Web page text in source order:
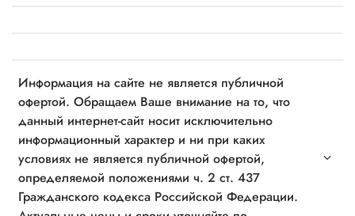
Информация на сайте не является публичной
офертой. Обращаем Ваше внимание на то, что
данный интернет-сайт носит исключительно
информационный характер и ни при каких
условиях не является публичной офертой,
определяемой положениями ч. 2 ст. 437
Гражданского кодекса Российской Федерации.